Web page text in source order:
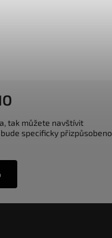
tak můžete navštívit
specificky přizpůsobeno